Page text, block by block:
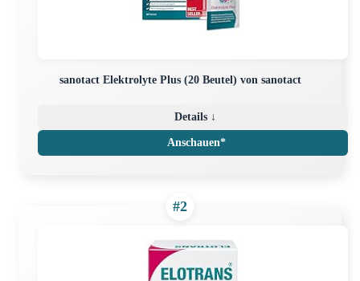
sanotact Elektrolyte Plus (20 Beutel) von sanotact
Details ↓
Anschauen*
#2